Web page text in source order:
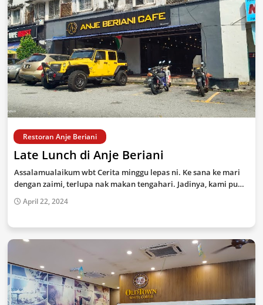
Restoran Anje Beriani
Late Lunch di Anje Beriani
Assalamualaikum wbt Cerita minggu lepas ni. Ke sana ke mari
dengan zaimi, terlupa nak makan tengahari. Jadinya, kami pu…
April 22, 2024